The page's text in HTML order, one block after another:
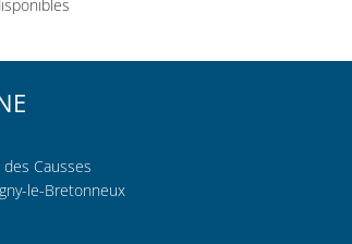
Causses
le-Bretonneux